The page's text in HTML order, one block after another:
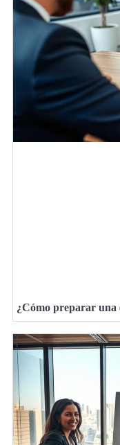
¿Cómo preparar una